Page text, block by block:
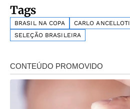
Tags
BRASIL NA COPA CARLO ANCELLOTI
SELEÇÃO BRASILEIRA